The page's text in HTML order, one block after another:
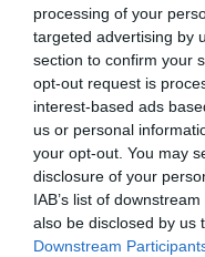
processing of your
targeted advertising by
section to confirm your
opt-out request is
interest-based ads
us or personal
your opt-out. You may
disclosure of your
IAB’s list of
also be disclosed by us
Downstream